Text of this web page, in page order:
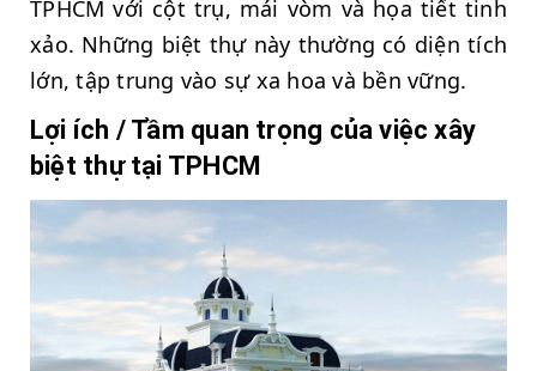
TPHCM với cột trụ, mái vòm và họa tiết tinh
xảo. Những biệt thự này thường có diện tích
lớn, tập trung vào sự xa hoa và bền vững.
Lợi ích / Tầm quan trọng của việc xây
biệt thự tại TPHCM